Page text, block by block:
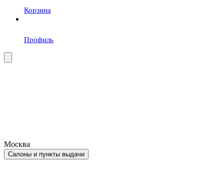
Корзина
Профиль
Москва
Салоны и пункты выдачи